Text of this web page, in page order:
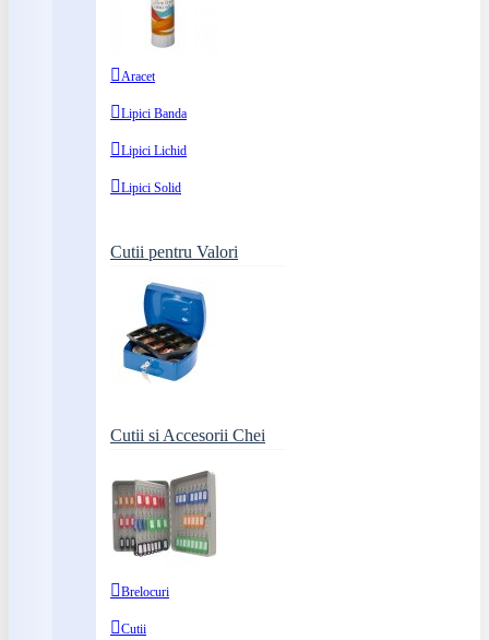
Aracet
Lipici Banda
Lipici Lichid
Lipici Solid
Cutii pentru Valori
Cutii si Accesorii Chei
Brelocuri
Cutii